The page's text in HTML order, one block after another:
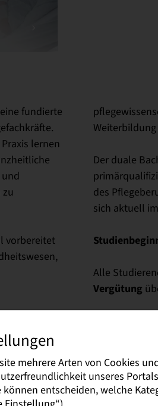
fundierte
lernen
vorbereitet
Der duale
des
sich aktuell
Alle
Vergütung
können Einrichtungen der
mehrere Arten von Cookies
unseres
können entscheiden, welche